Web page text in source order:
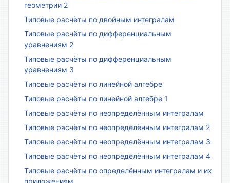
геометрии 2
Типовые расчёты по двойным интегралам
Типовые расчёты по дифференциальным
уравнениям 2
Типовые расчёты по дифференциальным
уравнениям 3
Типовые расчёты по линейной алгебре
Типовые расчёты по линейной алгебре 1
Типовые расчёты по неопределённым интегралам
Типовые расчёты по неопределённым интегралам 2
Типовые расчёты по неопределённым интегралам 3
Типовые расчёты по неопределённым интегралам 4
Типовые расчёты по определённым интегралам и их